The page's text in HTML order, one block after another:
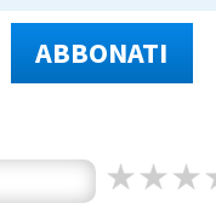
ABBONATI